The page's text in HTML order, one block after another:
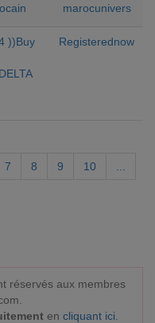
marocunivers
))Buy
Registerednow
7 8 9 10
réservés aux membres
en cliquant ici